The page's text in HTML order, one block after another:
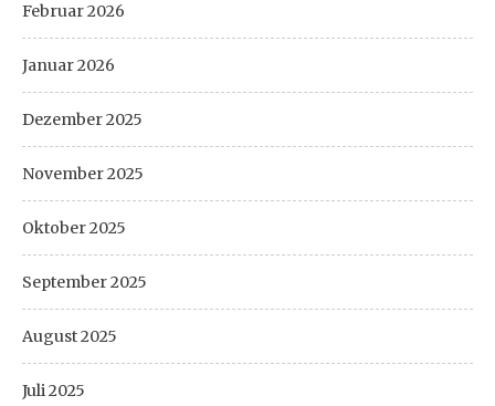
Februar 2026
Januar 2026
Dezember 2025
November 2025
Oktober 2025
September 2025
August 2025
Juli 2025